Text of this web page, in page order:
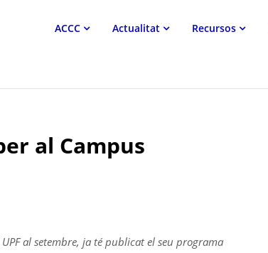
ACCC Actualitat Recursos
al Campus
al setembre, ja té publicat el seu programa